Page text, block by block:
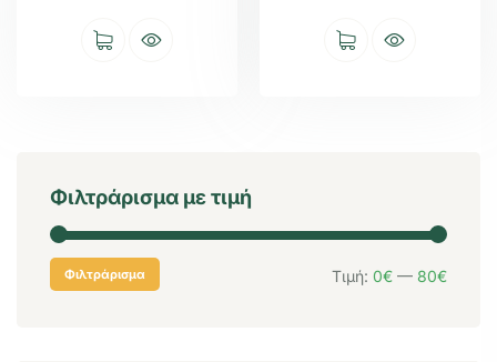
Φιλτράρισμα με τιμή
Φιλτράρισμα Τιμή: 0€ — 80€